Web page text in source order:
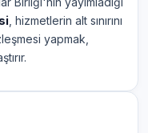
, hizmetlerin alt sınırını
yapmak,